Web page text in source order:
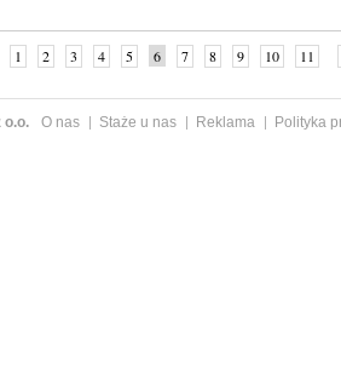
1 2 3 4 5 6 7 8 9 10 11
o.o. O nas Staże u nas Reklama
Polityka